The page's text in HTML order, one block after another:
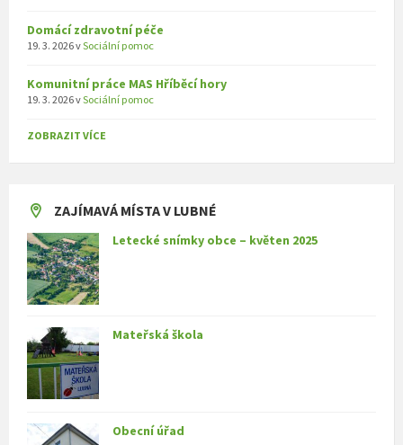
Domácí zdravotní péče
19. 3. 2026vSociální pomoc
Komunitní práce MAS Hříběcí hory
19. 3. 2026vSociální pomoc
ZOBRAZIT VÍCE
ZAJÍMAVÁ MÍSTA V LUBNÉ
Letecké snímky obce – květen 2025
Mateřská škola
Obecní úřad